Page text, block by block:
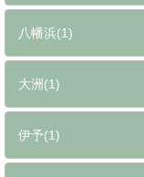
八幡浜(1)
大洲(1)
伊予(1)